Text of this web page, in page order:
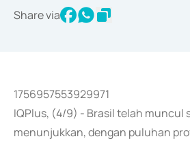
Share via
1756957553929971
IQPlus, (4/9) - Brasil telah muncul
menunjukkan, dengan puluhan